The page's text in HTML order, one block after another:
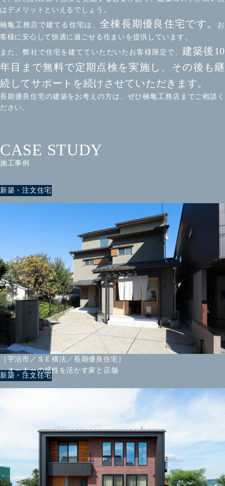
はデメリットといえるでしょう。
楠亀工務店で建てる住宅は、 全棟長期優良住宅です。
お
客様に安心して快適に過ごせる住まいを提供しています。
また、弊社で住宅を建てていただいたお客様限定で、 建築後10
年目まで無料で定期点検を実施し、その後も継
続してサポートを続けさせていただきます。
長期優良住宅の建築をお考えの方は、ぜひ楠亀工務店までご相談く
ださい。
施工事例
CASE STUDY
新築・注文住宅
［宇治市／ＳＥ構法／長期優良住宅］
オーナーの感性を活かす家と店舗
新築・注文住宅